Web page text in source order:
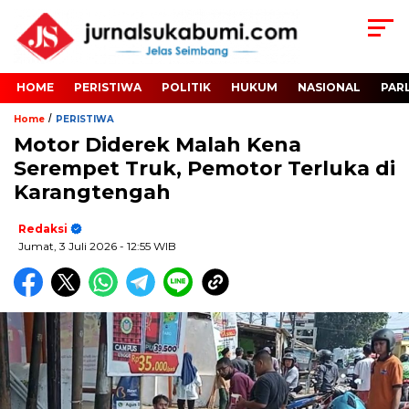
HOME PERISTIWA POLITIK HUKUM NASIONAL
Home / PERISTIWA
Motor Diderek Malah Kena
Serempet Truk, Pemotor Terluka di
Karangtengah
Redaksi
Jumat, 3 Juli 2026 - 12:55 WIB